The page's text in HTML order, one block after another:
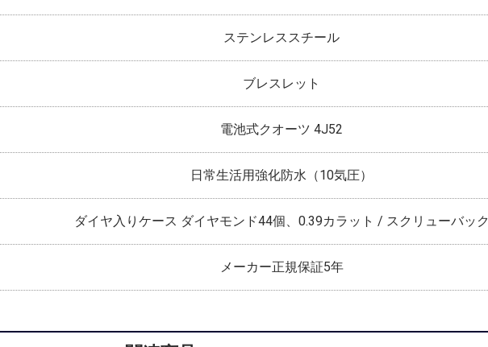
ステンレススチール
ブレスレット
電池式クオーツ 4J52
日常生活用強化防水（10気圧）
ダイヤ入りケース ダイヤモンド44個、0.39カラット / スクリューバック
メーカー正規保証5年